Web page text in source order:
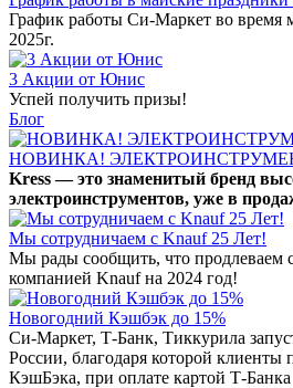
График работы Си-Маркет во время
2025г.
3 Акции от Юнис
Успей получить призы!
Блог
НОВИНКА!
Kress — это знаменитый бренд
электроинструментов, уже в
Мы сотрудничаем с Knauf 25 Лет!
Мы рады сообщить, что продлеваем
компанией Knauf на 2024 год!
Новогодний Кэшбэк до 15%
Си-Маркет, Т-Банк, Тиккурила
России, благодаря которой клиенты
КэшБэка, при оплате картой Т-Банка